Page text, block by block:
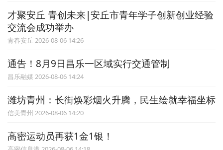
才聚安丘 青创未来|安丘市青年学子创新创业经验
交流会成功举办
青春安丘 2026-08-06 14:26
通告！8月9日昌乐一区域实行交通管制
昌乐融媒 2026-08-06 14:24
潍坊青州：长街焕彩烟火升腾，民生绘就幸福坐标
信美青州 2026-08-06 14:20
高密运动员再获1金1银！